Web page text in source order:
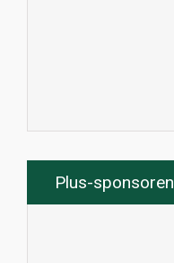
Plus-sponsoren